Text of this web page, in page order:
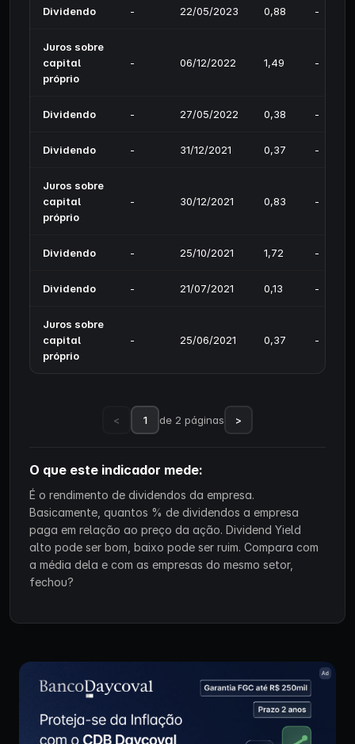
Dividendo - 22/05/2023 0,88 -
Juros sobre
capital
próprio
- 06/12/2022 1,49 -
Dividendo - 27/05/2022 0,38 -
Dividendo - 31/12/2021 0,37 -
Juros sobre
capital
próprio
- 30/12/2021 0,83 -
Dividendo - 25/10/2021 1,72 -
Dividendo - 21/07/2021 0,13 -
Juros sobre
capital
próprio
- 25/06/2021 0,37 -
< 1 de 2 páginas >
O que este indicador mede:
É o rendimento de dividendos da empresa.
Basicamente, quantos % de dividendos a empresa
paga em relação ao preço da ação. Dividend Yield
alto pode ser bom, baixo pode ser ruim. Compara com
a média dela e com as empresas do mesmo setor,
fechou?